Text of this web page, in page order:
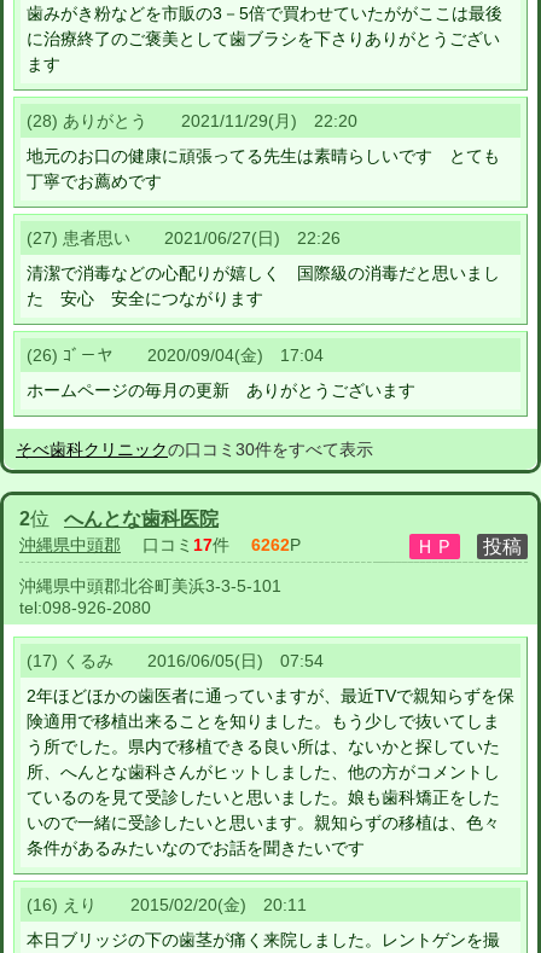
歯みがき粉などを市販の3－5倍で買わせていたががここは最後
に治療終了のご褒美として歯ブラシを下さりありがとうござい
ます
(28) ありがとう 2021/11/29(月) 22:20
地元のお口の健康に頑張ってる先生は素晴らしいです とても
丁寧でお薦めです
(27) 患者思い 2021/06/27(日) 22:26
清潔で消毒などの心配りが嬉しく 国際級の消毒だと思いまし
た 安心 安全につながります
(26) ｺﾞ－ヤ 2020/09/04(金) 17:04
ホームページの毎月の更新 ありがとうございます
そべ歯科クリニックの口コミ30件をすべて表示
2位 へんとな歯科医院
沖縄県中頭郡 口コミ 17件 6262P
沖縄県中頭郡北谷町美浜3-3-5-101
tel:098-926-2080
(17) くるみ 2016/06/05(日) 07:54
2年ほどほかの歯医者に通っていますが、最近TVで親知らずを保
険適用で移植出来ることを知りました。もう少しで抜いてしま
う所でした。県内で移植できる良い所は、ないかと探していた
所、へんとな歯科さんがヒットしました、他の方がコメントし
ているのを見て受診したいと思いました。娘も歯科矯正をした
いので一緒に受診したいと思います。親知らずの移植は、色々
条件があるみたいなのでお話を聞きたいです
(16) えり 2015/02/20(金) 20:11
本日ブリッジの下の歯茎が痛く来院しました。レントゲンを撮